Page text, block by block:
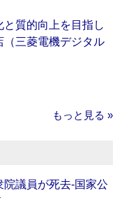
と質的向上を目指し
（三菱電機デジタル
もっと見る »
院議員が死去‐国家公